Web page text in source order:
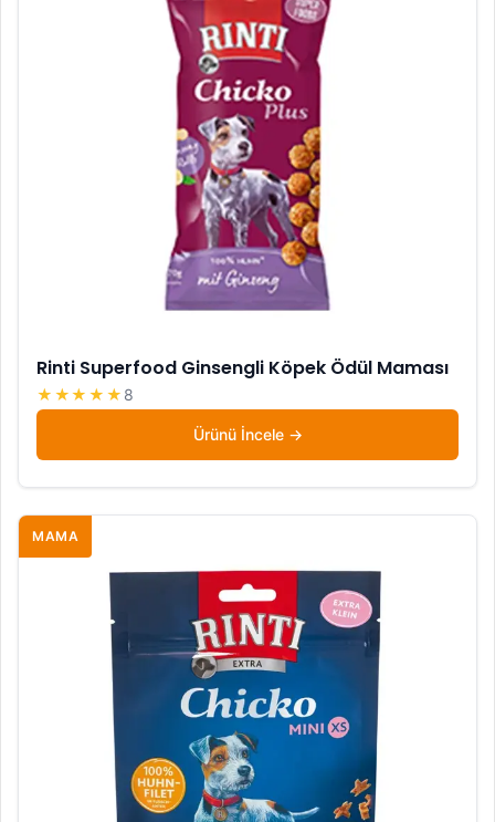
Rinti Superfood Ginsengli Köpek Ödül Maması
★★★★★ 8
Ürünü İncele
MAMA